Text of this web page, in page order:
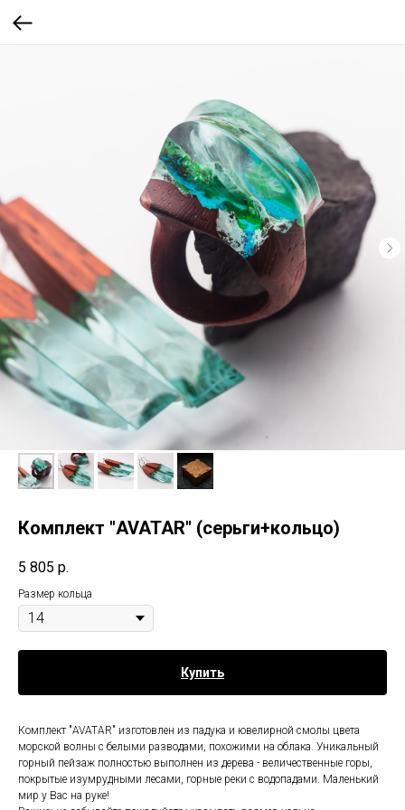
Комплект "AVATAR" (серьги+кольцо)
5 805 р.
Размер кольца
Купить
Комплект "AVATAR" изготовлен из падука и ювелирной смолы цвета
морской волны с белыми разводами, похожими на облака. Уникальный
горный пейзаж полностью выполнен из дерева - величественные горы,
покрытые изумрудными лесами, горные реки с водопадами. Маленький
мир у Вас на руке!